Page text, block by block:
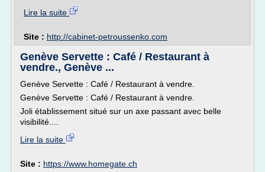
Lire la suite
Site : http://cabinet-petroussenko.com
Genève Servette : Café / Restaurant à
vendre., Genève ...
Genève Servette : Café / Restaurant à vendre.
Genève Servette : Café / Restaurant à vendre.
Joli établissement situé sur un axe passant avec belle
visibilité....
Lire la suite
Site : https://www.homegate.ch